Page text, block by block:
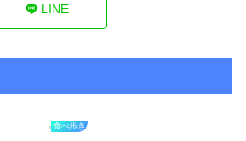
LINE
食べ歩き